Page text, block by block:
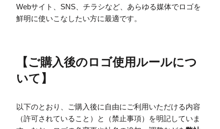
Webサイト、SNS、チラシなど、あらゆる媒体でロゴを
鮮明に使いこなしたい方に最適です。
【ご購入後のロゴ使用ルールにつ
いて 】
以下のとおり、ご購入後に自由にご利用いただける内容
（許可されていること）と（禁止事項）を明記していま